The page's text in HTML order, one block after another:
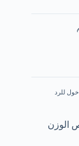
للرد
الوزن